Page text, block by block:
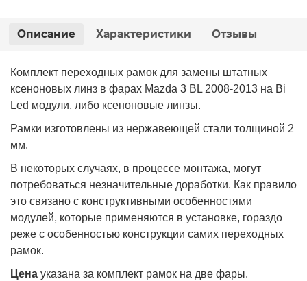
Описание Характеристики Отзывы
Комплект переходных рамок для замены штатных
ксеноновых линз в фарах Mazda 3 BL 2008-2013 на Bi
Led модули, либо ксеноновые линзы.
Рамки изготовлены из нержавеющей стали толщиной 2
мм.
В некоторых случаях, в процессе монтажа, могут
потребоваться незначительные доработки. Как правило
это связано с конструктивными особенностями
модулей, которые применяются в установке, гораздо
реже с особенностью конструкции самих переходных
рамок.
Цена указана за комплект рамок на две фары.